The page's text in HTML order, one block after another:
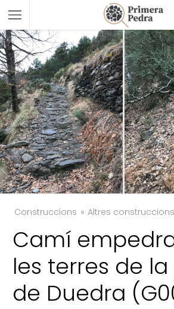
Construccions Altres construccions
Camí
les terres de
de Duedra
TWITTER
FACEBOOK